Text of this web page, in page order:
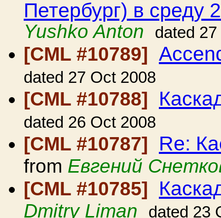
Петербург) в среду
Yushko Anton
dated
[CML #10789]
dated 27 Oct 2008
[CML #10788]
dated 26 Oct 2008
[CML #10787] Re:
from Евгений
[CML #10785]
Dmitry Liman dated 23